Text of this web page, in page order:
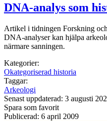
DNA-analys som
Artikel i tidningen Forskning
DNA-analyser kan hjälpa
närmare sanningen.
Kategorier:
Okategoriserad historia
Taggar:
Arkeologi
Senast uppdaterad: 3 augusti
Spara som favorit
Publicerad: 6 april 2009